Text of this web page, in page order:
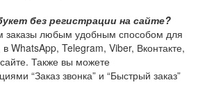
без регистрации на сайте?
любым удобным способом для
WhatsApp, Telegram, Viber, Вконтакте,
Также вы можете
“Заказ звонка” и “Быстрый заказ”